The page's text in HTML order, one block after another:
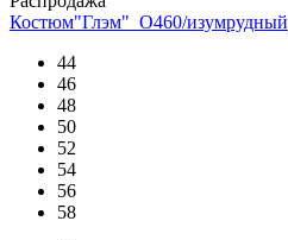
Костюм"Глэм"_О460/изумрудный
44
46
48
50
52
54
56
58